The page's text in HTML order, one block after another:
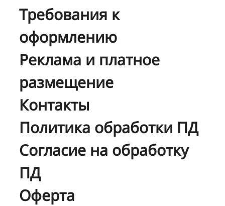
Требования к
оформлению
Реклама и платное
размещение
Контакты
Политика обработки ПД
Согласие на обработку
ПД
Оферта